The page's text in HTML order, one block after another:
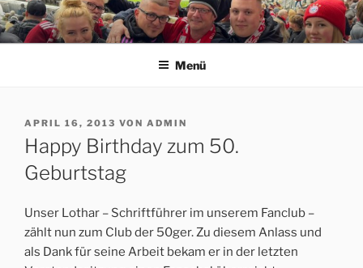
Zum
Inhalt
springenERFORDIA BAVARIA E.V.
Herzlich Willkommen auf der Homepage des Erfurter FC Bayern
Menü
VERÖFFENTLICHT
AM
APRIL 16, 2013 VON ADMIN
Happy Birthday zum 50.
Geburtstag
Unser Lothar – Schriftführer im unserem Fanclub –
zählt nun zum Club der 50ger. Zu diesem Anlass und
als Dank für seine Arbeit bekam er in der letzten